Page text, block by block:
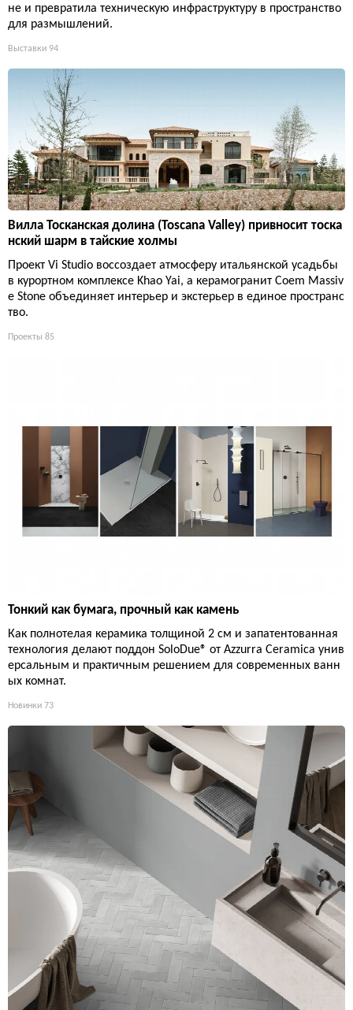
не и превратила техническую инфраструктуру в пространство
для размышлений.
Выставки 94
Вилла Тосканская долина (Toscana Valley) привносит тоска
нский шарм в тайские холмы
Проект Vi Studio воссоздает атмосферу итальянской усадьбы
в курортном комплексе Khao Yai, а керамогранит Coem Massiv
e Stone объединяет интерьер и экстерьер в единое пространс
тво.
Проекты 85
Тонкий как бумага, прочный как камень
Как полнотелая керамика толщиной 2 см и запатентованная
технология делают поддон SoloDue® от Azzurra Ceramica унив
ерсальным и практичным решением для современных ванн
ых комнат.
Новинки 73